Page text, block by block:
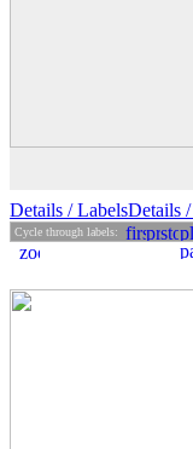
Details / LabelsDetails /
Cycle through labels: